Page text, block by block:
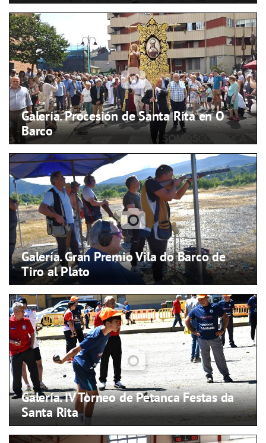
Galería. Procesión de Santa Rita en O
Barco
Galería. Gran Premio Vila do Barco de
Tiro al Plato
Galería. IV Torneo de Petanca Festas da
Santa Rita